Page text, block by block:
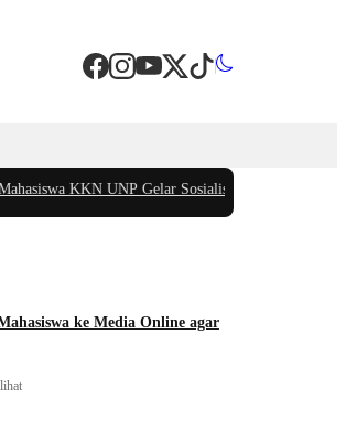
KKN UNP Gelar Sosialisasi Pencegahan
ke Media Online agar